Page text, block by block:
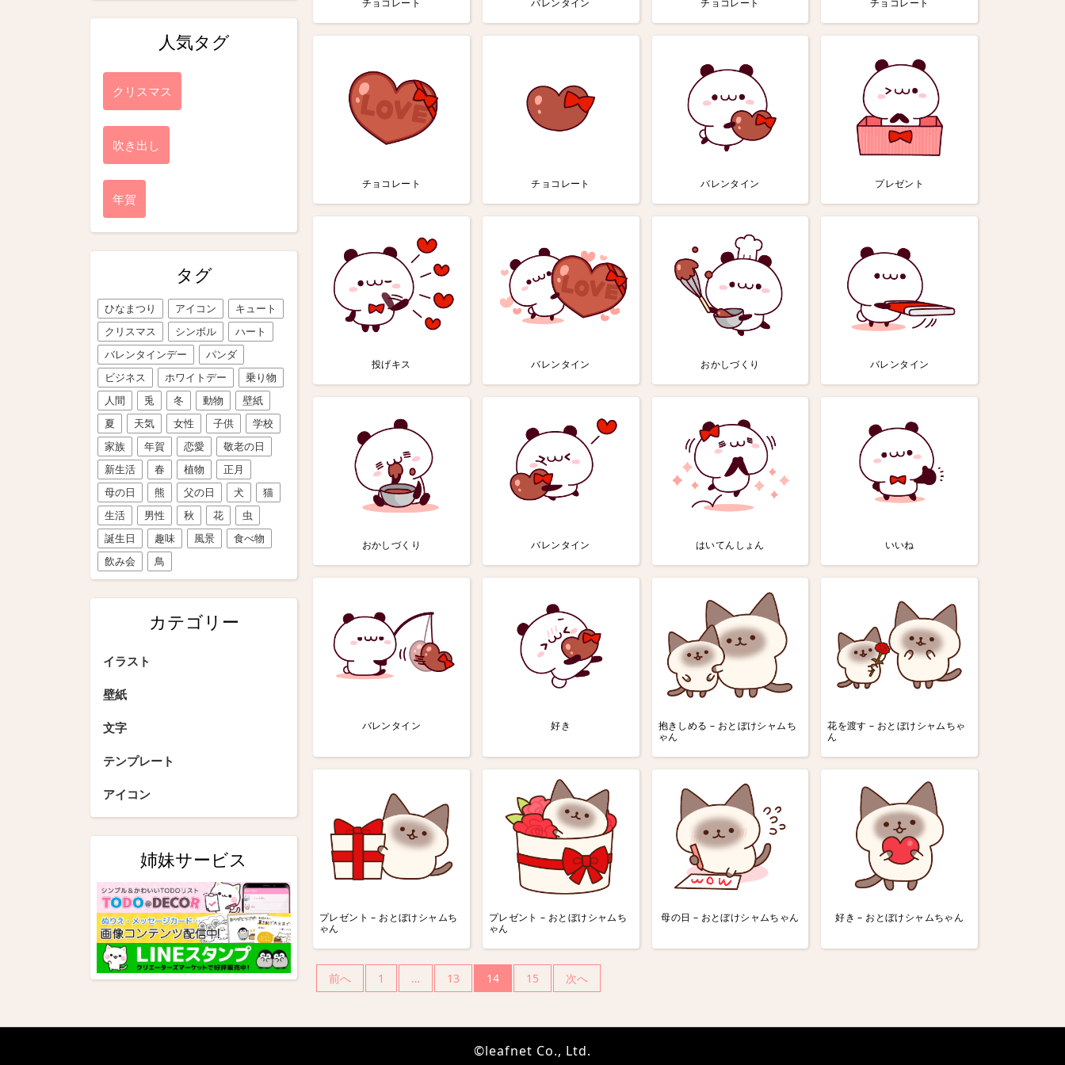
人気タグ
クリスマス
吹き出し
年賀
タグ
ひなまつり アイコン
キュート
クリスマス
シンボル
ハート
バレンタインデー
パンダ
ビジネス
ホワイトデー
乗り物
人間
兎 冬 動物
壁紙
夏
天気 女性 子供
学校
家族
年賀 恋愛
敬老の日
新生活
春 植物
正月
母の日
熊 父の日 犬
猫
生活
男性 秋 花
虫
誕生日
趣味 風景
食べ物
飲み会
鳥
カテゴリー
イラスト
壁紙
文字
テンプレート
アイコン
姉妹サービス
チョコレート バレンタイン チョコレート チョコレート
チョコレート チョコレート バレンタイン プレゼント
投げキス バレンタイン おかしづくり バレンタイン
おかしづくり バレンタイン はいてんしょん いいね
バレンタイン 好き
抱きしめる – おとぼけシャムち
ゃん
花を渡す – おとぼけシャムちゃ
ん
プレゼント – おとぼけシャムち
ゃん
プレゼント – おとぼけシャムち
ゃん
母の日 – おとぼけシャムちゃん 好き – おとぼけシャムちゃん
投
稿
の
前へ 1 … 13 14 15 次へ
©leafnet Co., Ltd.